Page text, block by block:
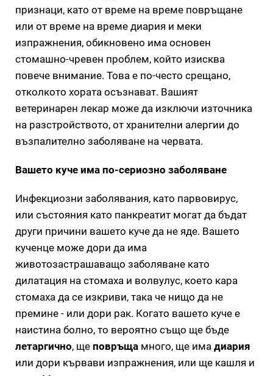
признаци, като от време на време повръщане
или от време на време диария и меки
изпражнения, обикновено има основен
стомашно-чревен проблем, който изисква
повече внимание. Това е по-често срещано,
отколкото хората осъзнават. Вашият
ветеринарен лекар може да изключи източника
на разстройството, от хранителни алергии до
възпалително заболяване на червата.
Вашето куче има по-сериозно заболяване
Инфекциозни заболявания, като парвовирус,
или състояния като панкреатит могат да бъдат
други причини вашето куче да не яде. Вашето
кученце може дори да има
животозастрашаващо заболяване като
дилатация на стомаха и волвулус, което кара
стомаха да се изкриви, така че нищо да не
премине - или дори рак. Когато вашето куче е
наистина болно, то вероятно също ще бъде
летаргично, ще повръща много, ще има диария
или дори кървави изпражнения, или ще кашля и